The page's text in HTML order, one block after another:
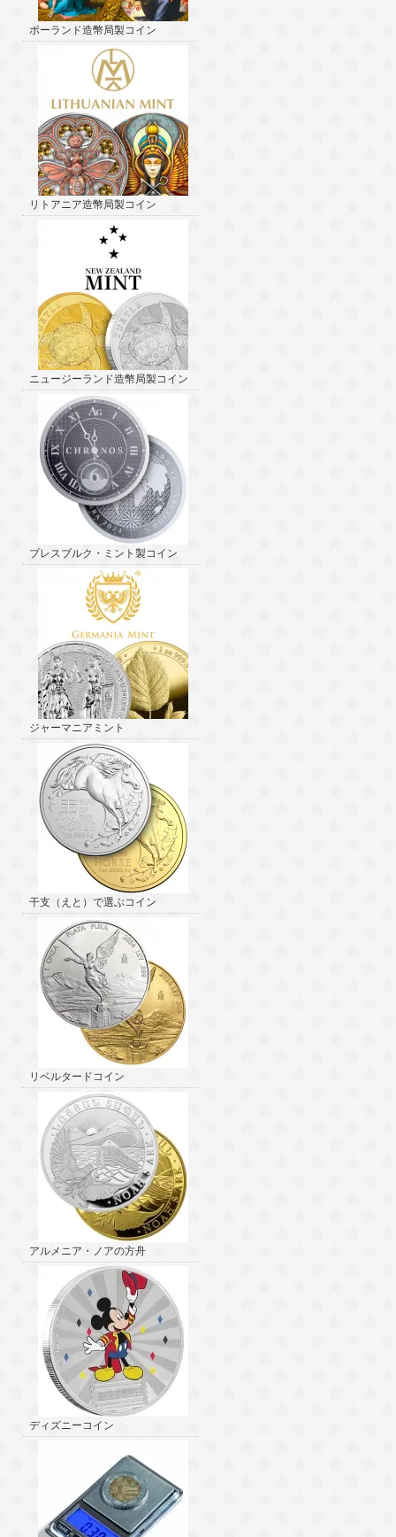
ポーランド造幣局製コイン
リトアニア造幣局製コイン
ニュージーランド造幣局製コイン
プレスブルク・ミント製コイン
ジャーマニアミント
干支（えと）で選ぶコイン
リベルタードコイン
アルメニア・ノアの方舟
ディズニーコイン